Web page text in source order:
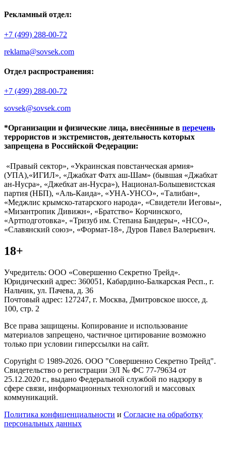
Рекламный отдел:
+7 (499) 288-00-72
reklama@sovsek.com
Отдел распространения:
+7 (499) 288-00-72
sovsek@sovsek.com
*Организации и физические лица, внесённные в перечень
террористов и экстремистов, деятельность которых
запрещена в Российской Федерации:
«Правый сектор», «Украинская повстанческая армия»
(УПА),«ИГИЛ», «Джабхат Фатх аш-Шам» (бывшая «Джабхат
ан-Нусра», «Джебхат ан-Нусра»), Национал-Большевистская
партия (НБП), «Аль-Каида», «УНА-УНСО», «Талибан»,
«Меджлис крымско-татарского народа», «Свидетели Иеговы»,
«Мизантропик Дивижн», «Братство» Корчинского,
«Артподготовка», «Тризуб им. Степана Бандеры», «НСО»,
«Славянский союз», «Формат-18», Дуров Павел Валерьевич.
18+
Учредитель: ООО «Совершенно Секретно Трейд».
Юридический адрес: 360051, Кабардино-Балкарская Респ., г.
Нальчик, ул. Пачева, д. 36
Почтовый адрес: 127247, г. Москва, Дмитровское шоссе, д.
100, стр. 2
Все права защищены. Копирование и использование
материалов запрещено, частичное цитирование возможно
только при условии гиперссылки на сайт.
Copyright © 1989-2026. ООО "Совершенно Секретно Трейд".
Свидетельство о регистрации ЭЛ № ФС 77-79634 от
25.12.2020 г., выдано Федеральной службой по надзору в
сфере связи, информационных технологий и массовых
коммуникаций.
Политика конфиценциальности и Согласие на обработку
персональных данных